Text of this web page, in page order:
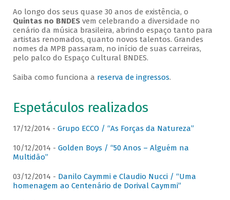
Ao longo dos seus quase 30 anos de existência, o
Quintas no BNDESvem celebrando a diversidade no
cenário da música brasileira, abrindo espaço tanto para
artistas renomados, quanto novos talentos. Grandes
nomes da MPB passaram, no início de suas carreiras,
pelo palco do Espaço Cultural BNDES.
Saiba como funciona a reserva de ingressos.
Espetáculos realizados
17/12/2014 - Grupo ECCO / “As Forças da Natureza”
10/12/2014 - Golden Boys / “50 Anos – Alguém na
Multidão”
03/12/2014 - Danilo Caymmi e Claudio Nucci / “Uma
homenagem ao Centenário de Dorival Caymmi”